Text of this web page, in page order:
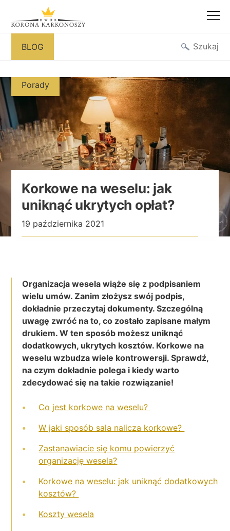
treści
BLOG
Korkowe na weselu: jak
uniknąć ukrytych opłat?
19 października 2021
Porady
Organizacja wesela wiąże się z podpisaniem
wielu umów. Zanim złożysz swój podpis,
dokładnie przeczytaj dokumenty. Szczególną
uwagę zwróć na to, co zostało zapisane małym
drukiem. W ten sposób możesz uniknąć
dodatkowych, ukrytych kosztów. Korkowe na
weselu wzbudza wiele kontrowersji. Sprawdź,
na czym dokładnie polega i kiedy warto
zdecydować się na takie rozwiązanie!
Co jest korkowe na weselu?
W jaki sposób sala nalicza korkowe?
Zastanawiacie się komu powierzyć
organizację wesela?
Korkowe na weselu: jak uniknąć dodatkowych
kosztów?
Koszty wesela